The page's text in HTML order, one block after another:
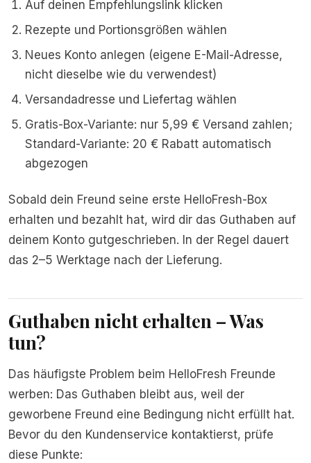
Auf deinen Empfehlungslink klicken
Rezepte und Portionsgrößen wählen
Neues Konto anlegen (eigene E-Mail-Adresse,
nicht dieselbe wie du verwendest)
Versandadresse und Liefertag wählen
Gratis-Box-Variante: nur 5,99 € Versand zahlen;
Standard-Variante: 20 € Rabatt automatisch
abgezogen
Sobald dein Freund seine erste HelloFresh-Box
erhalten und bezahlt hat, wird dir das Guthaben auf
deinem Konto gutgeschrieben. In der Regel dauert
das 2–5 Werktage nach der Lieferung.
Guthaben nicht erhalten – Was
tun?
Das häufigste Problem beim HelloFresh Freunde
werben: Das Guthaben bleibt aus, weil der
geworbene Freund eine Bedingung nicht erfüllt hat.
Bevor du den Kundenservice kontaktierst, prüfe
diese Punkte: